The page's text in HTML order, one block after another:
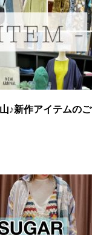
♪新作アイテムのご